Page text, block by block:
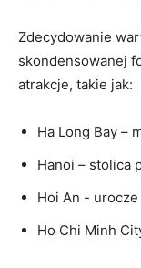
Zdecydowanie
skondensowanej⁢
atrakcje, ⁣takie jak:
Ha Long ⁣Bay –
Hanoi – stolica
Hoi⁢ An ‍-
Ho Chi ⁤Minh